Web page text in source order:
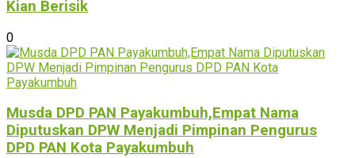
Kian Berisik
0
Musda DPD PAN Payakumbuh,Empat Nama
Diputuskan DPW Menjadi Pimpinan Pengurus
DPD PAN Kota Payakumbuh